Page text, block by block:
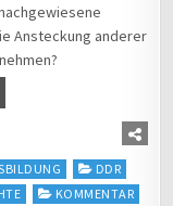
Ansteckung anderer
DDR
KOMMENTAR